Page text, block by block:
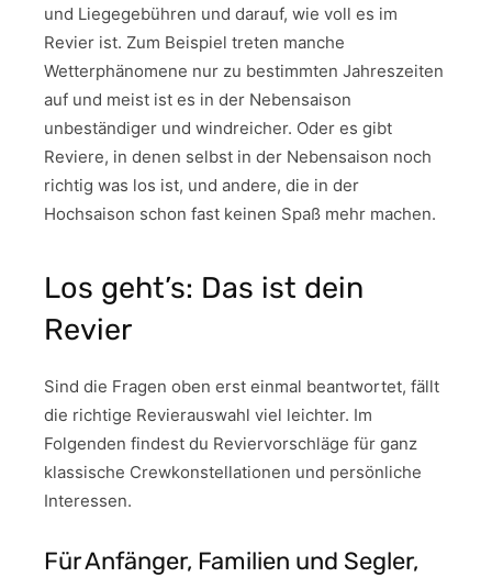
und Liegegebühren und darauf, wie voll es im
Revier ist. Zum Beispiel treten manche
Wetterphänomene nur zu bestimmten Jahreszeiten
auf und meist ist es in der Nebensaison
unbeständiger und windreicher. Oder es gibt
Reviere, in denen selbst in der Nebensaison noch
richtig was los ist, und andere, die in der
Hochsaison schon fast keinen Spaß mehr machen.
Los geht’s: Das ist dein
Revier
Sind die Fragen oben erst einmal beantwortet, fällt
die richtige Revierauswahl viel leichter. Im
Folgenden findest du Reviervorschläge für ganz
klassische Crewkonstellationen und persönliche
Interessen.
Für Anfänger, Familien und Segler,